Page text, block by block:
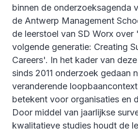
binnen de onderzoeksagenda
de Antwerp Management
de leerstoel van SD Worx over
volgende generatie: Creating
Careers'. In het kader van
sinds 2011 onderzoek gedaan
veranderende
betekent voor organisaties en
Door middel van jaarlijkse
kwalitatieve studies houdt de